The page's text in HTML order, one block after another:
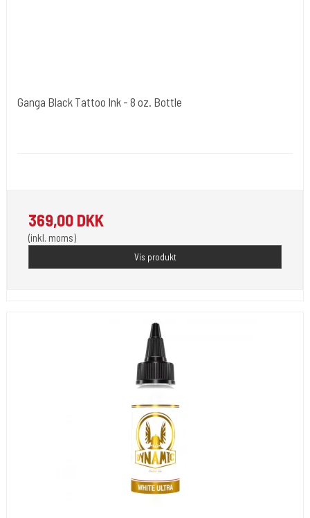
Ganga Black Tattoo Ink - 8 oz. Bottle
369,00 DKK
(inkl. moms)
Vis produkt